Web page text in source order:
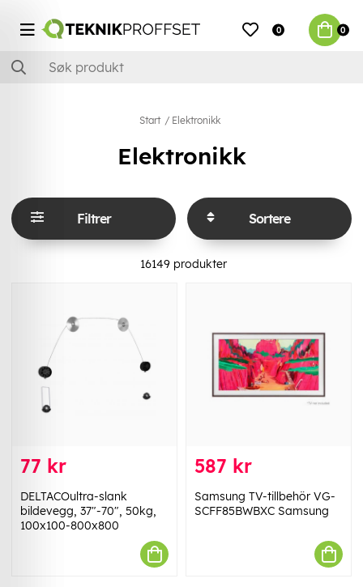
0 0
Start Elektronikk
Elektronikk
Filtrer Sortere
16149produkter
77 kr
DELTACOultra-slank
bildevegg, 37"-70", 50kg,
100x100-800x800
587 kr
Samsung TV-tillbehör VG-
SCFF85BWBXC Samsung